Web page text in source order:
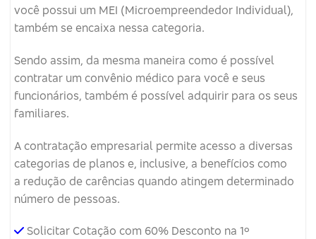
você possui um MEI (Microempreendedor Individual),
também se encaixa nessa categoria.
Sendo assim, da mesma maneira como é possível
contratar um convênio médico para você e seus
funcionários, também é possível adquirir para os seus
familiares.
A contratação empresarial permite acesso a diversas
categorias de planos e, inclusive, a benefícios como
a redução de carências quando atingem determinado
número de pessoas.
Solicitar Cotação com 60% Desconto na 1º